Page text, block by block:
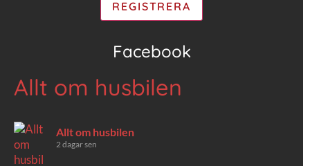
Facebook
Allt om husbilen
Allt om husbilen
2 dagar sen